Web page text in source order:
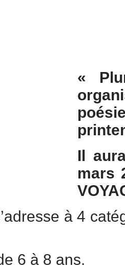
«
Il
mars
à 4
6 à 8 ans.